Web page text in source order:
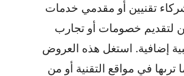
تقنيين أو مقدمي خدمات
لتقديم خصومات أو تجارب
إضافية. استغل هذه العروض
ترىها في مواقع التقنية أو من